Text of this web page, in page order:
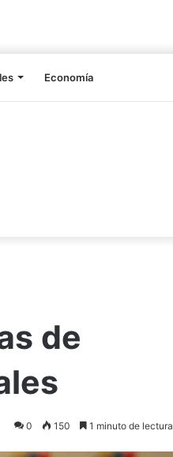
Economía
de
0 150 1 minuto de lectura